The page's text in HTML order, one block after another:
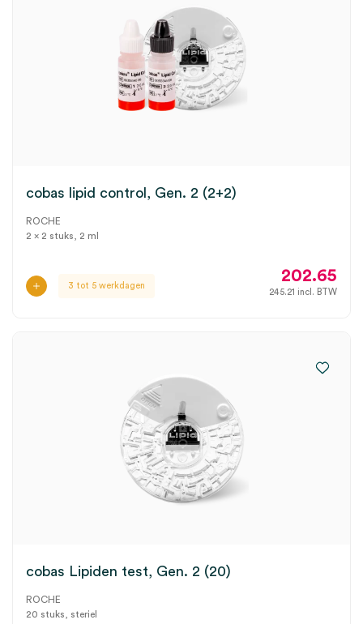
cobas lipid control, Gen. 2 (2+2)
ROCHE
2 x 2 stuks, 2 ml
3 tot 5 werkdagen
202.65
245.21 incl. BTW
cobas Lipiden test, Gen. 2 (20)
ROCHE
20 stuks, steriel